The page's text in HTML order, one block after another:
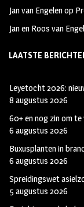
Jan van Engelenop
Jan en Roos van
LAATSTE
Leyetocht 2026:
8 augustus 2026
60+ en nog zin om
6 augustus 2026
Buxusplanten in
6 augustus 2026
Spreidingswet
5 augustus 2026